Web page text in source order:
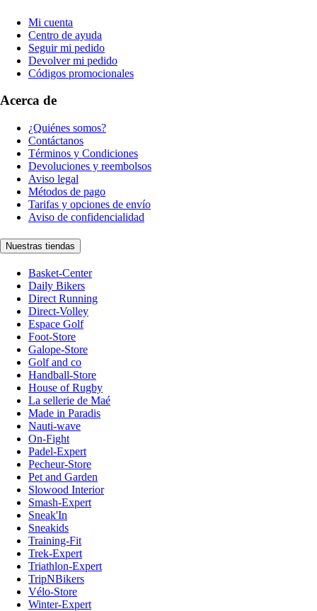
Mi cuenta
Centro de ayuda
Seguir mi pedido
Devolver mi pedido
Códigos promocionales
Acerca de
¿Quiénes somos?
Contáctanos
Términos y Condiciones
Devoluciones y reembolsos
Aviso legal
Métodos de pago
Tarifas y opciones de envío
Aviso de confidencialidad
Nuestras tiendas
Basket-Center
Daily Bikers
Direct Running
Direct-Volley
Espace Golf
Foot-Store
Galope-Store
Golf and co
Handball-Store
House of Rugby
La sellerie de Maé
Made in Paradis
Nauti-wave
On-Fight
Padel-Expert
Pecheur-Store
Pet and Garden
Slowood Interior
Smash-Expert
Sneak'In
Sneakids
Training-Fit
Trek-Expert
Triathlon-Expert
TripNBikers
Vélo-Store
Winter-Expert